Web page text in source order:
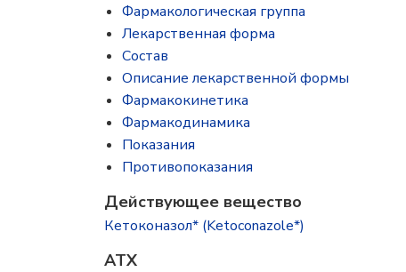
Фармакологическая группа
Лекарственная форма
Состав
Описание лекарственной формы
Фармакокинетика
Фармакодинамика
Показания
Противопоказания
Действующее вещество
Кетоконазол* (Ketoconazole*)
ATX